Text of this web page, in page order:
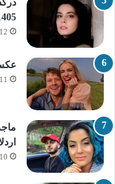
1405 + علت
12 مرداد 1405
عکس
11 مرداد 1405
10 مرداد 1405